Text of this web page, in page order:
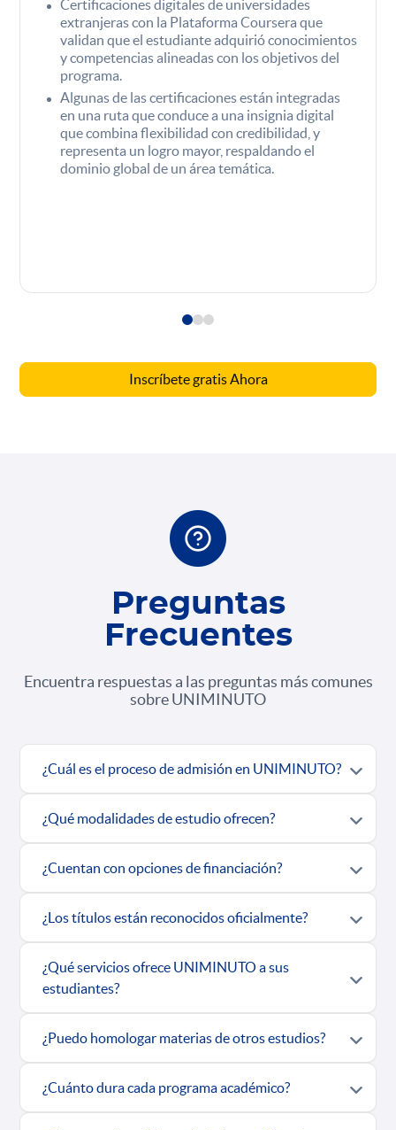
Certificaciones digitales de universidades
extranjeras con la Plataforma Coursera que
validan que el estudiante adquirió conocimientos
y competencias alineadas con los objetivos del
programa.
Algunas de las certificaciones están integradas
en una ruta que conduce a una insignia digital
que combina flexibilidad con credibilidad, y
representa un logro mayor, respaldando el
dominio global de un área temática.
Inscríbete gratis Ahora
Preguntas
Frecuentes
Encuentra respuestas a las preguntas más comunes
sobre UNIMINUTO
¿Cuál es el proceso de admisión en UNIMINUTO?
¿Qué modalidades de estudio ofrecen?
¿Cuentan con opciones de financiación?
¿Los títulos están reconocidos oficialmente?
¿Qué servicios ofrece UNIMINUTO a sus
estudiantes?
¿Puedo homologar materias de otros estudios?
¿Cuánto dura cada programa académico?